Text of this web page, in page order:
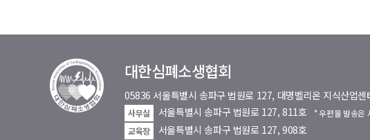
대한심폐소생협회
05836 서울특별시 송파구 법원로 127, 대명벨리온 지식산업
사무실 서울특별시 송파구 법원로 127, 811호
* 우편물 발송은
교육장
서울특별시 송파구 법원로 127, 908호